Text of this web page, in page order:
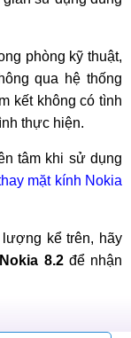
phòng kỹ thuật,
qua hệ thống
kết không có tình
thực hiện.
tâm khi sử dụng
mặt kính Nokia
kể trên, hãy
8.2để nhận